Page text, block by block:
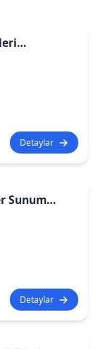
Detaylar
Sunum
Detaylar